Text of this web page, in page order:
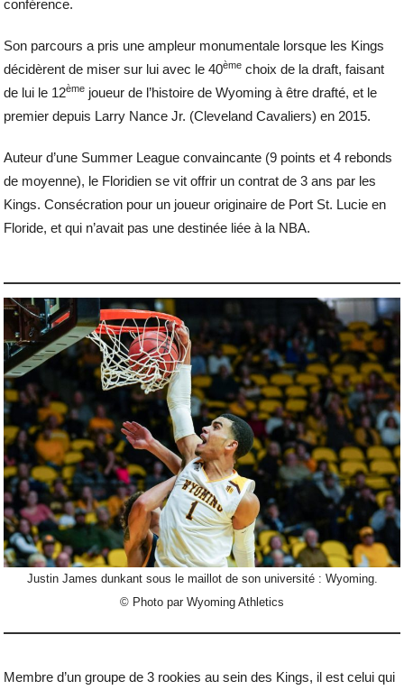
conférence.
Son parcours a pris une ampleur monumentale lorsque les Kings
décidèrent de miser sur lui avec le 40ème choix de la draft, faisant
de lui le 12ème joueur de l’histoire de Wyoming à être drafté, et le
premier depuis Larry Nance Jr. (Cleveland Cavaliers) en 2015.
Auteur d’une Summer League convaincante (9 points et 4 rebonds
de moyenne), le Floridien se vit offrir un contrat de 3 ans par les
Kings. Consécration pour un joueur originaire de Port St. Lucie en
Floride, et qui n’avait pas une destinée liée à la NBA.
Justin James dunkant sous le maillot de son université : Wyoming.
© Photo par Wyoming Athletics
Membre d’un groupe de 3 rookies au sein des Kings, il est celui qui